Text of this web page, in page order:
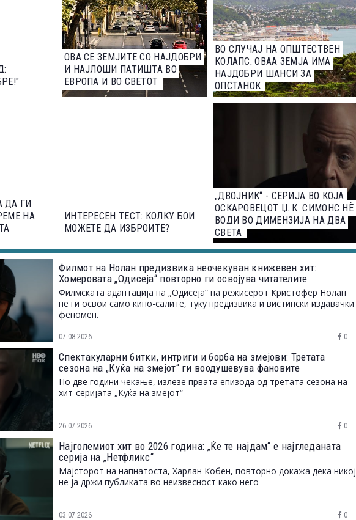
ОВА СЕ ЗЕМЈИТЕ СО НАЈДОБРИ
И НАЈЛОШИ ПАТИШТА ВО
ЕВРОПА И ВО СВЕТОТ
ВО СЛУЧАЈ НА ОПШТЕСТВЕН
КОЛАПС, ОВАА ЗЕМЈА ИМА
НАЈДОБРИ ШАНСИ ЗА
ОПСТАНОК
ДА ГИ
НА
ИНТЕРЕСЕН ТЕСТ: КОЛКУ БОИ
МОЖЕТЕ ДА ИЗБРОИТЕ?
„ДВОЈНИК“ - СЕРИЈА ВО КОЈА
ОСКАРОВЕЦОТ Џ. К. СИМОНС НЀ
ВОДИ ВО ДИМЕНЗИЈА НА ДВА
СВЕТА
Филмот на Нолан предизвика неочекуван книжевен хит:
Хомеровата „Одисеја“ повторно ги освојува читателите
Филмската адаптација на „Одисеја“ на режисерот Кристофер Нолан
не ги освои само кино-салите, туку предизвика и вистински издавачки
феномен.
07.08.2026 0
Спектакуларни битки, интриги и борба на змејови: Третата
сезона на „Куќа на змејот“ ги воодушевува фановите
По две години чекање, излезе првата епизода од третата сезона на
хит-серијата „Куќа на змејот“
26.07.2026 0
Најголемиот хит во 2026 година: „Ќе те најдам“ е најгледаната
серија на „Нетфликс“
Мајсторот на напнатоста, Харлан Кобен, повторно докажа дека никој
не ја држи публиката во неизвесност како него
03.07.2026 0